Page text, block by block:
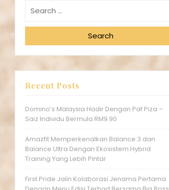
Search
Recent Posts
Domino’s Malaysia Hadir Dengan Paf Piza –
Saiz Individu Bermula RM9.90
Amazfit Memperkenalkan Balance 3 dan
Balance Ultra Dengan Ekosistem Hybrid
Training Yang Lebih Pintar
First Pride Jalin Kolaborasi Jenama Pertama